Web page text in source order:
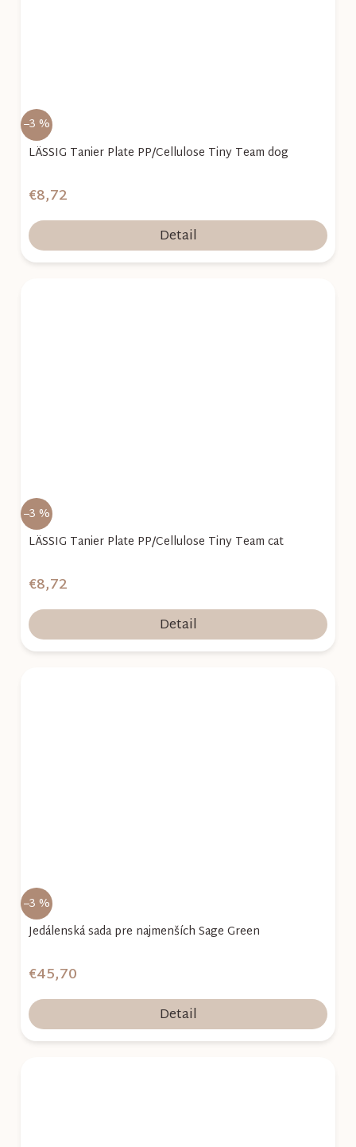
–3 %
LÄSSIG Tanier Plate PP/Cellulose Tiny Team dog
€8,72
Detail
–3 %
LÄSSIG Tanier Plate PP/Cellulose Tiny Team cat
€8,72
Detail
–3 %
Jedálenská sada pre najmenších Sage Green
€45,70
Detail